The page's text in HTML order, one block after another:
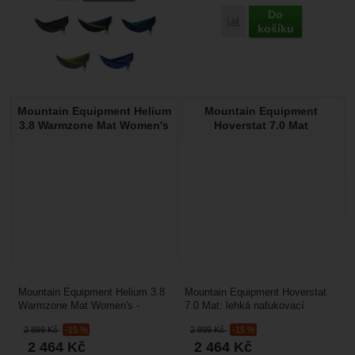
Přidat 'Eno Vulcan
Do
košíku
Mountain Equipment Helium
3.8 Warmzone Mat Women's
2 899Kč -15 %
2 464 Kč
Mountain Equipment Helium 3.8
Warmzone Mat Women's -
karimatka HELIUM WARM
ZONE 3.8 WOMENS...
Mountain Equipment
Hoverstat 7.0 Mat
2 899Kč -15 %
2 464 Kč
Mountain Equipment Hoverstat
7.0 Mat: lehká nafukovací
podmínek, zajistí dobrou...